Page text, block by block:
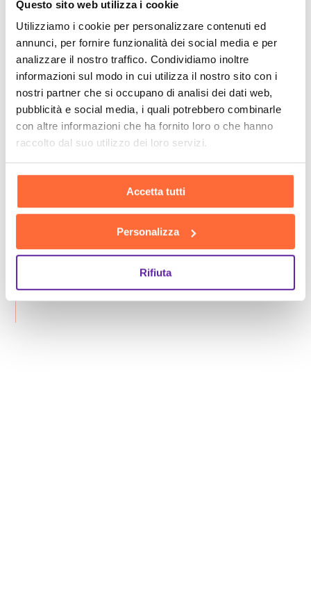
Questo sito web utilizza i cookie
Utilizziamo i cookie per personalizzare contenuti ed
annunci, per fornire funzionalità dei social media e per
analizzare il nostro traffico. Condividiamo inoltre
informazioni sul modo in cui utilizza il nostro sito con i
nostri partner che si occupano di analisi dei dati web,
pubblicità e social media, i quali potrebbero combinarle
con altre informazioni che ha fornito loro o che hanno
raccolto dal suo utilizzo dei loro servizi.
Accetta tutti
Personalizza
Rifiuta